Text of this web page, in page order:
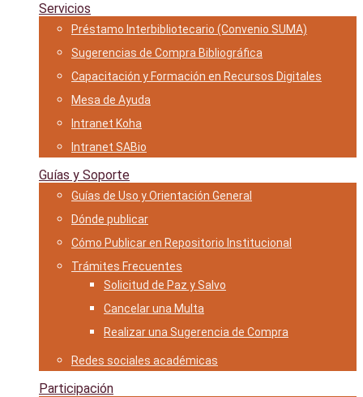
Servicios
Préstamo Interbibliotecario (Convenio SUMA)
Sugerencias de Compra Bibliográfica
Capacitación y Formación en Recursos Digitales
Mesa de Ayuda
Intranet Koha
Intranet SABio
Guías y Soporte
Guías de Uso y Orientación General
Dónde publicar
Cómo Publicar en Repositorio Institucional
Trámites Frecuentes
Solicitud de Paz y Salvo
Cancelar una Multa
Realizar una Sugerencia de Compra
Redes sociales académicas
Participación